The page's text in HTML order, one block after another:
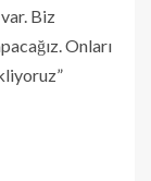
Biz
Onları